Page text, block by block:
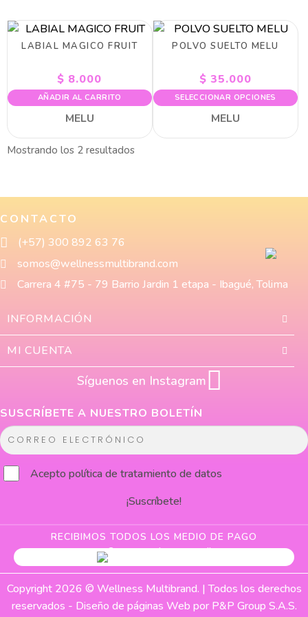
LABIAL MAGICO FRUIT
$ 8.000
AÑADIR AL CARRITO
MELU
POLVO SUELTO MELU
$ 35.000
SELECCIONAR OPCIONES
MELU
Mostrando los 2 resultados
CONTACTO
(+57) 300 892 63 76
somos@wellnessmultibrand.com
Carrera 4 #75 - 79 Barrio Jardin 1 etapa - Ibagué, Tolima
INFORMACIÓN
MI CUENTA
Síguenos en Instagram
SUSCRÍBETE A NUESTRO BOLETÍN
C
o
e
Aceptopolítica de tratamiento de datos
¡Suscríbete!
RECIBIMOS TODOS LOS MEDIO DE PAGO
Copyright 2026 © Wellness Multibrand. | Todos los derechos
reservados - Diseño de páginas Web por P&P Group S.A.S.